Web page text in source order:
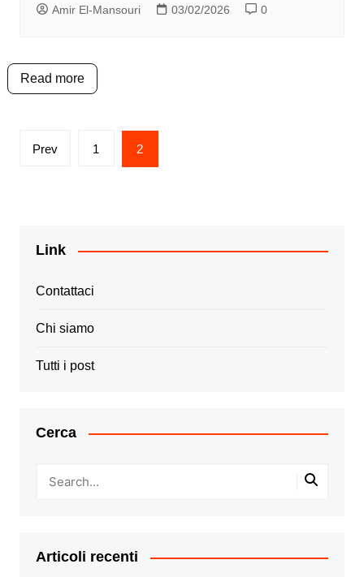
Amir El-Mansouri 03/02/2026 0
Read more
Posts
Prev 1 2
Link
Contattaci
Chi siamo
Tutti i post
Cerca
Articoli recenti